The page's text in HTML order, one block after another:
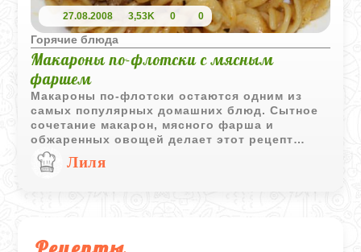
27.08.2008 3,53K 0 0
Горячие блюда
Макароны по-флотски с мясным
фаршем
Макароны по-флотски остаются одним из
самых популярных домашних блюд. Сытное
сочетание макарон, мясного фарша и
обжаренных овощей делает этот рецепт
отличным вариантом для семейного обеда
или ужина.
Лиля